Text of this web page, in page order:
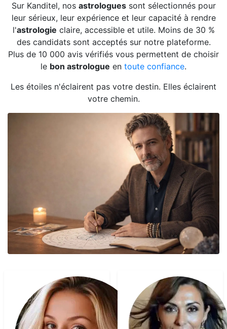
Sur Kanditel, nos astrologuessont sélectionnés pour
leur sérieux, leur expérience et leur capacité à rendre
l'astrologie claire, accessible et utile. Moins de 30 %
des candidats sont acceptés sur notre plateforme.
Plus de 10 000 avis vérifiés vous permettent de choisir
le bon astrologue en toute confiance.
Les étoiles n'éclairent pas votre destin. Elles éclairent
votre chemin.